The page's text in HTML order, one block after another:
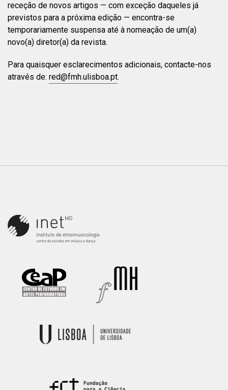
receção de novos artigos — com exceção daqueles já
previstos para a próxima edição — encontra-se
temporariamente suspensa até à nomeação de um(a)
novo(a) diretor(a) da revista.
Para quaisquer esclarecimentos adicionais, contacte-nos
através de: red@fmh.ulisboa.pt.